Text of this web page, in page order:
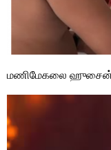
மணிமேகலை ஹுசைன்